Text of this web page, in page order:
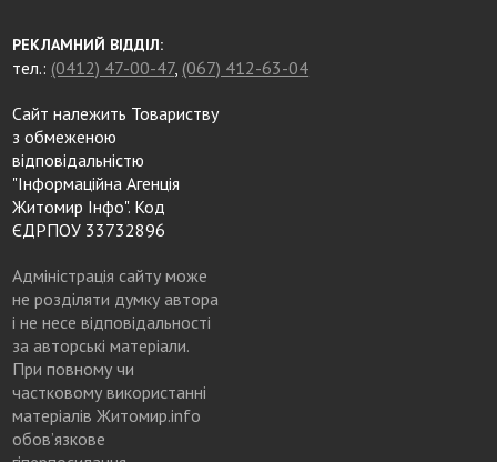
РЕКЛАМНИЙ ВІДДІЛ:
тел.: (0412) 47-00-47, (067) 412-63-04
Сайт належить Товариству
з обмеженою
відповідальністю
"Інформаційна Агенція
Житомир Інфо". Код
ЄДРПОУ 33732896
Адміністрація сайту може
не розділяти думку автора
і не несе відповідальності
за авторські матеріали.
При повному чи
частковому використанні
матеріалів Житомир.info
обов’язкове